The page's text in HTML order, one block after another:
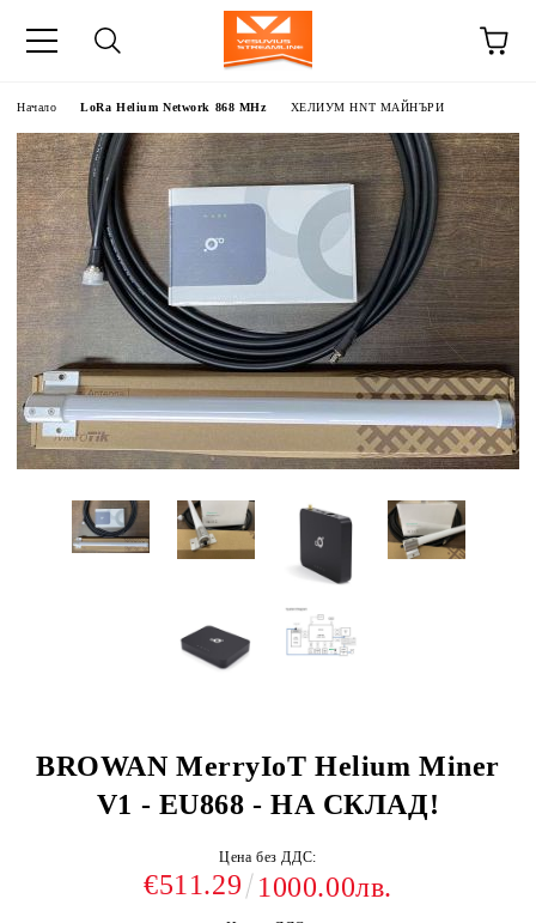
Начало LoRa Helium Network 868 MHz ХЕЛИУМ HNT МАЙНЪРИ
BROWAN MerryIoT Helium Miner
V1 - EU868 - НА СКЛАД!
Цена без ДДС:
€511.29 1000.00лв.